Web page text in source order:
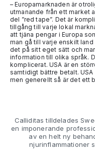
– Europamarknaden är
utmanande från ett market
del ”red tape”. Det är
tillgång till varje lokal
att tjäna pengar i Europa
man gå till varje enskilt
det på sitt eget sätt och
information till olika språk.
komplicerat. USA är en
samtidigt bättre betalt. USA
men generellt så är det ett
Calliditas tilldelades
en imponerande
av en helt ny
njurinflammationer